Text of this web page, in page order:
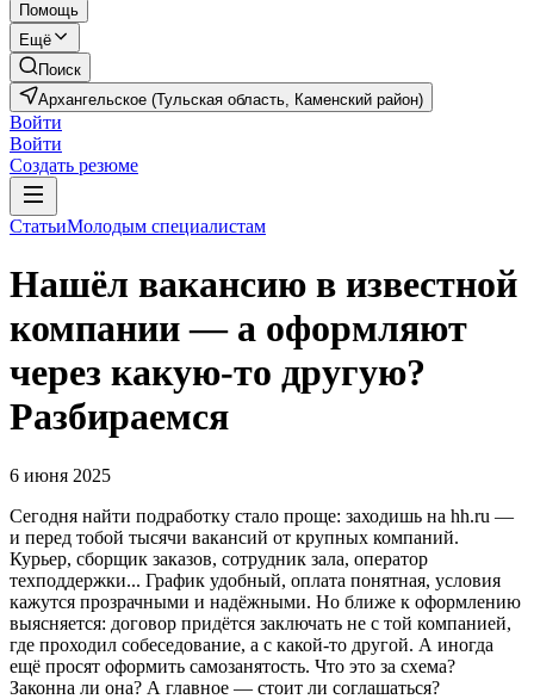
Помощь
Ещё
Поиск
Архангельское (Тульская область, Каменский район)
Войти
Войти
Создать резюме
СтатьиМолодым специалистам
Нашёл вакансию в известной
компании — а оформляют
через какую-то другую?
Разбираемся
6 июня 2025
Сегодня найти подработку стало проще: заходишь на hh.ru —
и перед тобой тысячи вакансий от крупных компаний.
Курьер, сборщик заказов, сотрудник зала, оператор
техподдержки... График удобный, оплата понятная, условия
кажутся прозрачными и надёжными. Но ближе к оформлению
выясняется: договор придётся заключать не с той компанией,
где проходил собеседование, а с какой-то другой. А иногда
ещё просят оформить самозанятость. Что это за схема?
Законна ли она? А главное — стоит ли соглашаться?